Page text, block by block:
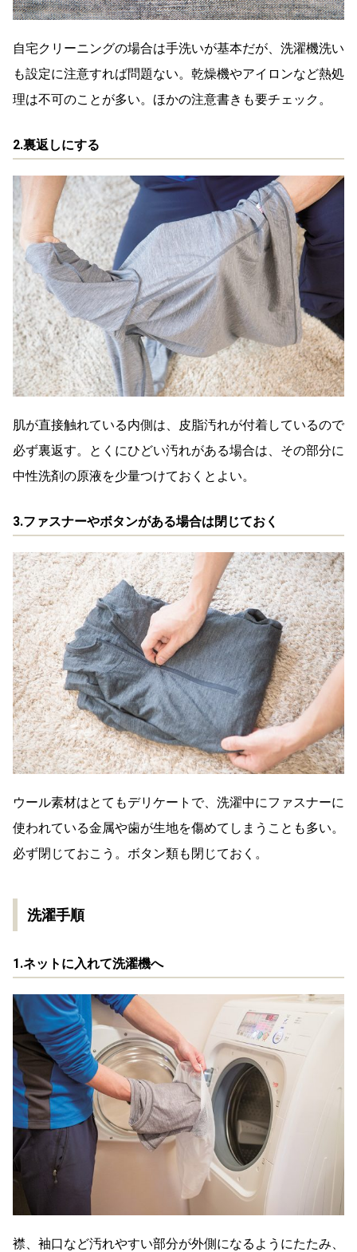
自宅クリーニングの場合は手洗いが基本だが、洗濯機洗い
も設定に注意すれば問題ない。乾燥機やアイロンなど熱処
理は不可のことが多い。ほかの注意書きも要チェック。
2.裏返しにする
肌が直接触れている内側は、皮脂汚れが付着しているので
必ず裏返す。とくにひどい汚れがある場合は、その部分に
中性洗剤の原液を少量つけておくとよい。
3.ファスナーやボタンがある場合は閉じておく
ウール素材はとてもデリケートで、洗濯中にファスナーに
使われている金属や歯が生地を傷めてしまうことも多い。
必ず閉じておこう。ボタン類も閉じておく。
洗濯手順
1.ネットに入れて洗濯機へ
襟、袖口など汚れやすい部分が外側になるようにたたみ、